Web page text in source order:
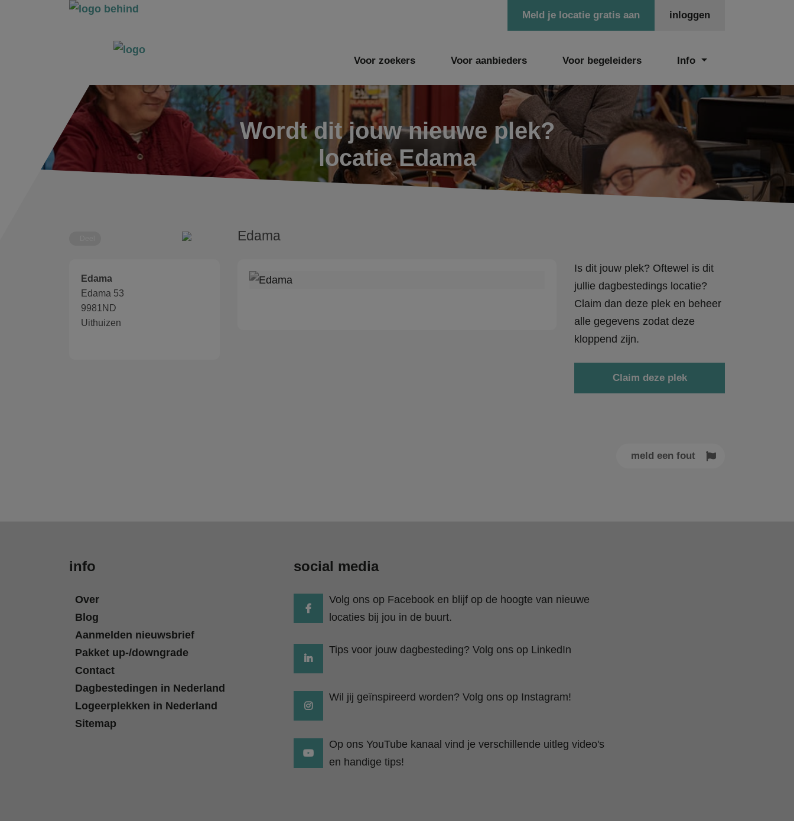
inloggen
Meld je locatie gratis aan
Voor zoekers Voor aanbieders Voor begeleiders Info
Wordt dit jouw nieuwe plek?
locatie Edama
Edama
Edama
Edama 53
9981ND
Uithuizen
Is dit jouw plek? Oftewel is dit
jullie dagbestedings locatie?
Claim dan deze plek en beheer
alle gegevens zodat deze
kloppend zijn.
Claim deze plek
meld een fout
info
Over
Blog
Aanmelden nieuwsbrief
Pakket up-/downgrade
Contact
Dagbestedingen in Nederland
Logeerplekken in Nederland
Sitemap
social media
Volg ons op Facebook en blijf op de hoogte van nieuwe
locaties bij jou in de buurt.
Tips voor jouw dagbesteding? Volg ons op LinkedIn
Wil jij geïnspireerd worden? Volg ons op Instagram!
Op ons YouTube kanaal vind je verschillende uitleg video's
en handige tips!